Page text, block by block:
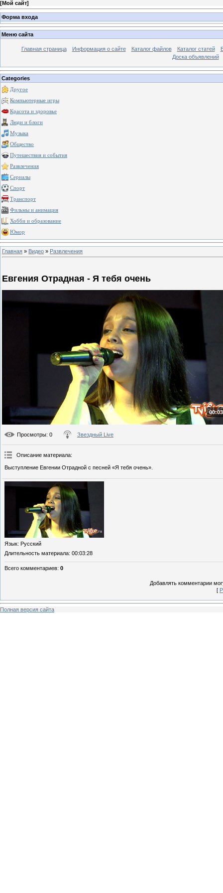
[Мой сайт]
Форма входа
Меню сайта
Главная страница Информация о сайте Каталог файлов Каталог статей
Доска объявлений
Categories
Другое
Компьютерные игры
Красота и здоровье
Люди и блоги
Музыка
Общество
Путешествия и события
Развлечения
Сериалы
Спорт
Транспорт
Фильмы и анимация
Хобби и образование
Юмор
Главная » Видео » Развлечения
Евгения Отрадная - Я тебя очень
Просмотры: 0 Звездный Live
Описание материала:
Выступление Евгении Отрадной с песней «Я тебя очень».
Язык: Русский
Длительность материала: 00:03:28
Всего комментариев: 0
Добавлять комментарии
[
Полная версия сайта